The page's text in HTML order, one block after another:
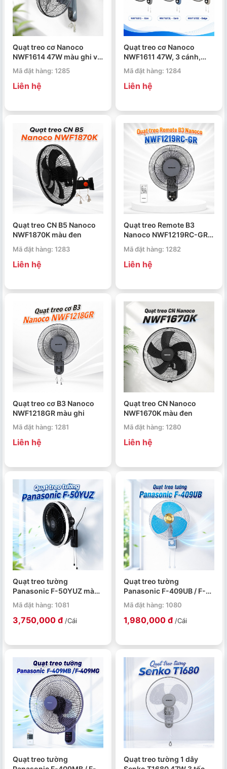
Quạt treo cơ Nanoco
NWF1614 47W màu ghi và
xám nhạt
Mã đặt hàng: 1285
Liên hệ
Quạt treo cơ Nanoco
NWF1611 47W, 3 cánh,
đường kính cánh 40cm
Mã đặt hàng: 1284
Liên hệ
Quạt treo CN B5 Nanoco
NWF1870K màu đen
Mã đặt hàng: 1283
Liên hệ
Quạt treo Remote B3
Nanoco NWF1219RC-GR
Mã đặt hàng: 1282
Liên hệ
Quạt treo cơ B3 Nanoco
NWF1218GR màu ghi
Mã đặt hàng: 1281
Liên hệ
Quạt treo CN Nanoco
NWF1670K màu đen
Mã đặt hàng: 1280
Liên hệ
Quạt treo tường
Panasonic F-50YUZ màu
đen 53–63W đường kính
50cm
Mã đặt hàng: 1081
3,750,000 đ /Cái
Quạt treo tường
Panasonic F-409UB / F-
409UGO 47.5W đường
kính 40cm giật dây
Mã đặt hàng: 1080
1,980,000 đ /Cái
Quạt treo tường
Quạt treo tường 1 dây